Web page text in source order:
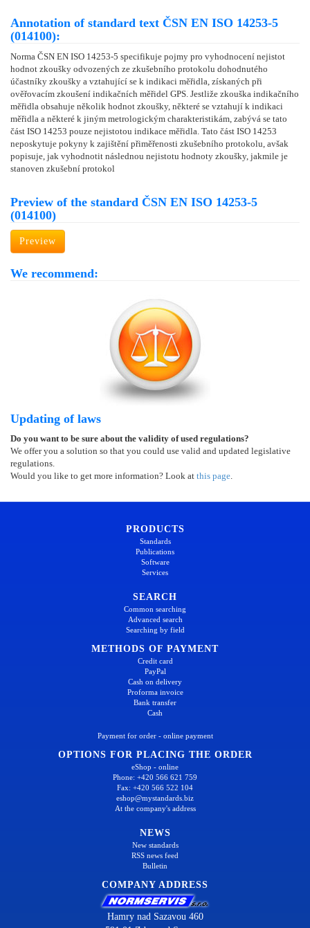
Annotation of standard text ČSN EN ISO 14253-5
(014100):
Norma ČSN EN ISO 14253-5 specifikuje pojmy pro vyhodnocení nejistot
hodnot zkoušky odvozených ze zkušebního protokolu dohodnutého
účastníky zkoušky a vztahující se k indikaci měřidla, získaných při
ověřovacím zkoušení indikačních měřidel GPS. Jestliže zkouška indikačního
měřidla obsahuje několik hodnot zkoušky, některé se vztahují k indikaci
měřidla a některé k jiným metrologickým charakteristikám, zabývá se tato
část ISO 14253 pouze nejistotou indikace měřidla. Tato část ISO 14253
neposkytuje pokyny k zajištění přiměřenosti zkušebního protokolu, avšak
popisuje, jak vyhodnotit následnou nejistotu hodnoty zkoušky, jakmile je
stanoven zkušební protokol
Preview of the standard ČSN EN ISO 14253-5
(014100)
Preview
We recommend:
Updating of laws
Do you want to be sure about the validity of used regulations?
We offer you a solution so that you could use valid and updated legislative
regulations.
Would you like to get more information? Look at this page.
PRODUCTS
Standards
Publications
Software
Services
SEARCH
Common searching
Advanced search
Searching by field
METHODS OF PAYMENT
Credit card
PayPal
Cash on delivery
Proforma invoice
Bank transfer
Cash
Payment for order - online payment
OPTIONS FOR PLACING THE ORDER
eShop - online
Phone: +420 566 621 759
Fax: +420 566 522 104
eshop@mystandards.biz
At the company's address
NEWS
New standards
RSS news feed
Bulletin
COMPANY ADDRESS
Hamry nad Sazavou 460